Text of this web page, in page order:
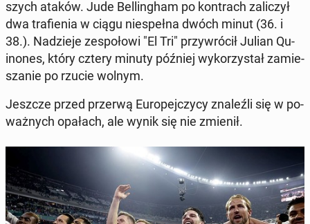
szych ataków. Jude Bel­lin­gham po kon­trach za­li­czył
dwa tra­fie­nia w ciągu nie­speł­na dwóch minut (36. i
38.). Na­dzie­je ze­spo­ło­wi "El Tri" przy­wró­cił Julian Qu­
ino­nes, który cztery minuty później wy­ko­rzy­stał za­mie­
sza­nie po rzucie wolnym.
Jeszcze przed przerwą Eu­ro­pej­czy­cy zna­leź­li się w po­
waż­nych opałach, ale wynik się nie zmienił.